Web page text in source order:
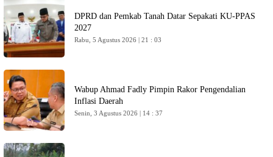
DPRD dan Pemkab Tanah Datar Sepakati KU-PPAS
2027
Rabu, 5 Agustus 2026 | 21 : 03
Wabup Ahmad Fadly Pimpin Rakor Pengendalian
Inflasi Daerah
Senin, 3 Agustus 2026 | 14 : 37